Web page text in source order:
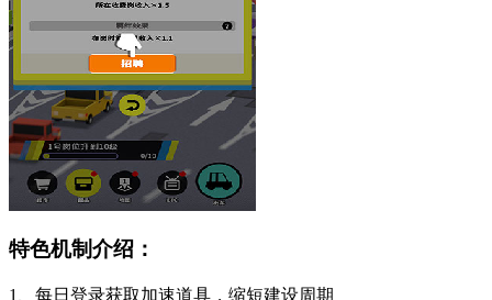
特色机制介绍：
1、每日登录获取加速道具，缩短建设周期